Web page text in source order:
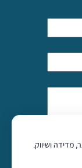
מדידה ושיווק.